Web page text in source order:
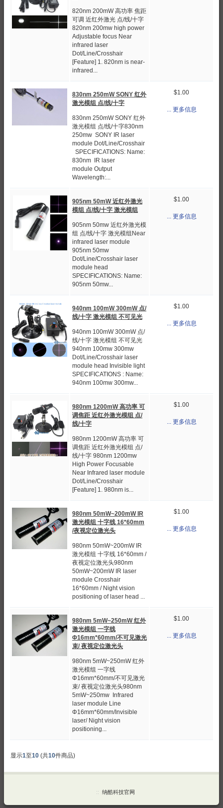
820nm 200mW 高功率 焦距
可调 近红外激光 点/线/十字
820nm 200mw high power
Adjustable focus Near
infrared laser
Dot/Line/Crosshair
[Feature] 1. 820nm is near-
infrared...
830nm 250mW SONY 红外
激光模组 点/线/十字
830nm 250mW SONY 红外
激光模组 点/线/十字830nm
250mw SONY IR laser
module Dot/Line/Crosshair
SPECIFICATIONS: Name:
830nm IR laser
module Output
Wavelength:...
$1.00
... 更多信息
905nm 50mW 近红外激光
模组 点/线/十字 激光模组
905nm 50mw 近红外激光模
组 点/线/十字 激光模组Near
infrared laser module
905nm 50mw
Dot/Line/Crosshair laser
module head
SPECIFICATIONS: Name:
905nm 50mw...
$1.00
... 更多信息
940nm 100mW 300mW 点/
线/十字 激光模组 不可见光
940nm 100mW 300mW 点/
线/十字 激光模组 不可见光
940nm 100mw 300mw
Dot/Line/Crosshair laser
module head Invisible light
SPECIFICATIONS : Name:
940nm 100mw 300mw...
$1.00
... 更多信息
980nm 1200mW 高功率 可
调焦距 近红外激光模组 点/
线/十字
980nm 1200mW 高功率 可
调焦距 近红外激光模组 点/
线/十字 980nm 1200mw
High Power Focusable
Near Infrared laser module
Dot/Line/Crosshair
[Feature] 1. 980nm is...
$1.00
... 更多信息
980nm 50mW~200mW IR
激光模组 十字线 16*60mm
/夜视定位激光头
980nm 50mW~200mW IR
激光模组 十字线 16*60mm /
夜视定位激光头980nm
50mW~200mW IR laser
module Crosshair
16*60mm / Night vision
positioning of laser head ...
$1.00
... 更多信息
980nm 5mW~250mW 红外
激光模组 一字线
Φ16mm*60mm/不可见激光
束/ 夜视定位激光头
980nm 5mW~250mW 红外
激光模组 一字线
Φ16mm*60mm/不可见激光
束/ 夜视定位激光头980nm
5mW~250mw Infrared
laser module Line
Φ16mm*60mm/Invisible
laser/ Night vision
positioning...
$1.00
... 更多信息
显示1至10 (共10件商品)
:: 纳酷科技官网